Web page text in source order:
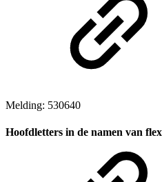
Melding: 530640
Hoofdletters in de namen van